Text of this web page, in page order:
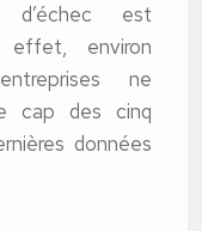
est
effet, environ
ne
cap des cinq
données